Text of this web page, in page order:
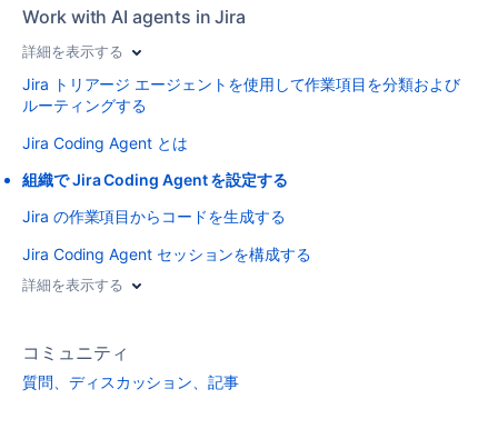
Work with AI agents in Jira
詳細を表示する
Jira トリアージ エージェントを使用して作業項目を分類および
ルーティングする
Jira Coding Agent とは
組織で Jira Coding Agent を設定する
Jira の作業項目からコードを生成する
Jira Coding Agent セッションを構成する
詳細を表示する
コミュニティ
質問、ディスカッション、記事